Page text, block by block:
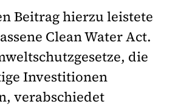
Beitrag hierzu leistete
Clean Water Act.
die
Investitionen
verabschiedet